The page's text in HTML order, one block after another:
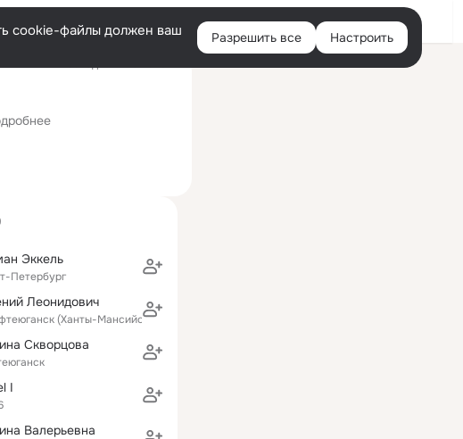
Войти
cookie-файлы должен ваш
Разрешить все Настроить
Эккель
Петербург
Леонидович
(Ханты-Мансийский Автономный округ - Югра АО)
Скворцова
I
Валерьевна